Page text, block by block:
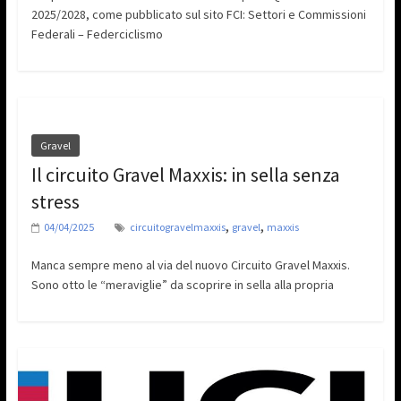
2025/2028, come pubblicato sul sito FCI: Settori e Commissioni
Federali – Federciclismo
Gravel
Il circuito Gravel Maxxis: in sella senza
stress
04/04/2025 circuitogravelmaxxis, gravel, maxxis
Manca sempre meno al via del nuovo Circuito Gravel Maxxis.
Sono otto le “meraviglie” da scoprire in sella alla propria